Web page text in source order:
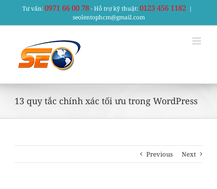
content
Tư vấn:0971 66 00 78- Hỗ trợ kỹ thuật:0123 456 1182 |
seolentophcm@gmail.com
13 quy tắc chính xác tối ưu trong WordPress
Previous Next